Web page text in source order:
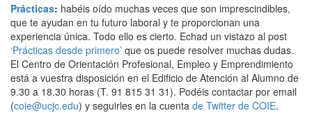
Prácticas: habéis oído muchas veces que son imprescindibles,
que te ayudan en tu futuro laboral y te proporcionan una
experiencia única. Todo ello es cierto. Echad un vistazo al post
‘Prácticas desde primero’ que os puede resolver muchas dudas.
El Centro de Orientación Profesional, Empleo y Emprendimiento
está a vuestra disposición en el Edificio de Atención al Alumno de
9.30 a 18.30 horas (T. 91 815 31 31). Podéis contactar por email
(coie@ucjc.edu) y seguirles en la cuenta de Twitter de COIE.